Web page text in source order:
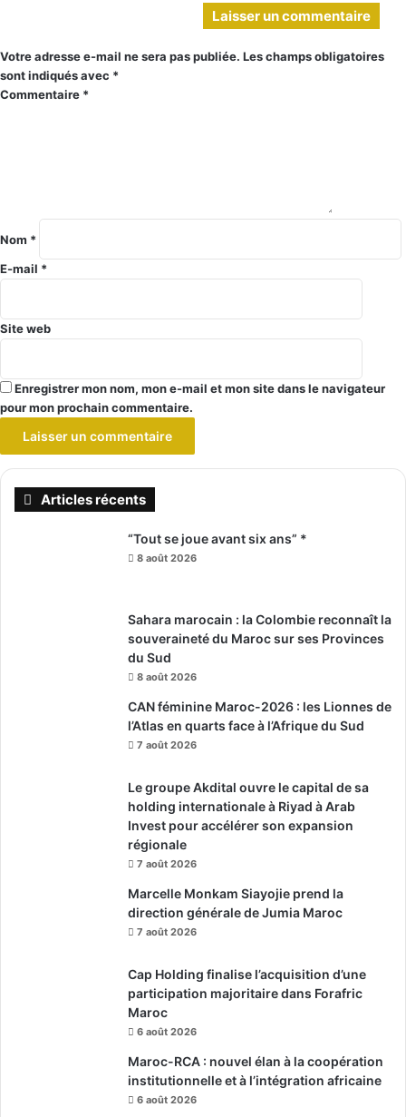
Laisser un commentaire
Votre adresse e-mail ne sera pas publiée. Les champs obligatoires
sont indiqués avec *
Commentaire *
Nom *
E-mail *
Site web
Enregistrer mon nom, mon e-mail et mon site dans le navigateur
pour mon prochain commentaire.
Articles récents
“Tout se joue avant six ans” *
8 août 2026
Sahara marocain : la Colombie reconnaît la
souveraineté du Maroc sur ses Provinces
du Sud
8 août 2026
CAN féminine Maroc-2026 : les Lionnes de
l’Atlas en quarts face à l’Afrique du Sud
7 août 2026
Le groupe Akdital ouvre le capital de sa
holding internationale à Riyad à Arab
Invest pour accélérer son expansion
régionale
7 août 2026
Marcelle Monkam Siayojie prend la
direction générale de Jumia Maroc
7 août 2026
Cap Holding finalise l’acquisition d’une
participation majoritaire dans Forafric
Maroc
6 août 2026
Maroc-RCA : nouvel élan à la coopération
institutionnelle et à l’intégration africaine
6 août 2026